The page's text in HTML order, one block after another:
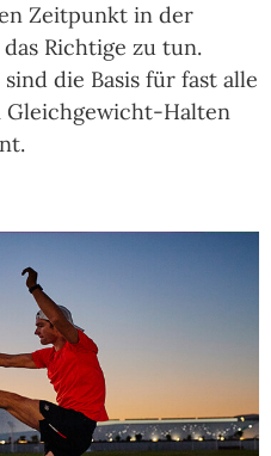
Zeitpunkt in der
Richtige zu tun.
die Basis für fast alle
Gleichgewicht-Halten